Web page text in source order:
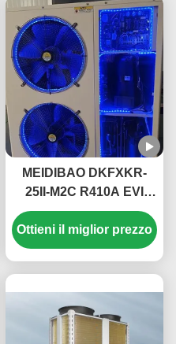
MEIDIBAO DKFXKR-
25II-M2C R410A EVI
Inverter DC Pompa di
calore 50Hz Sorgente
d'aria fissa
Ottieni il miglior prezzo